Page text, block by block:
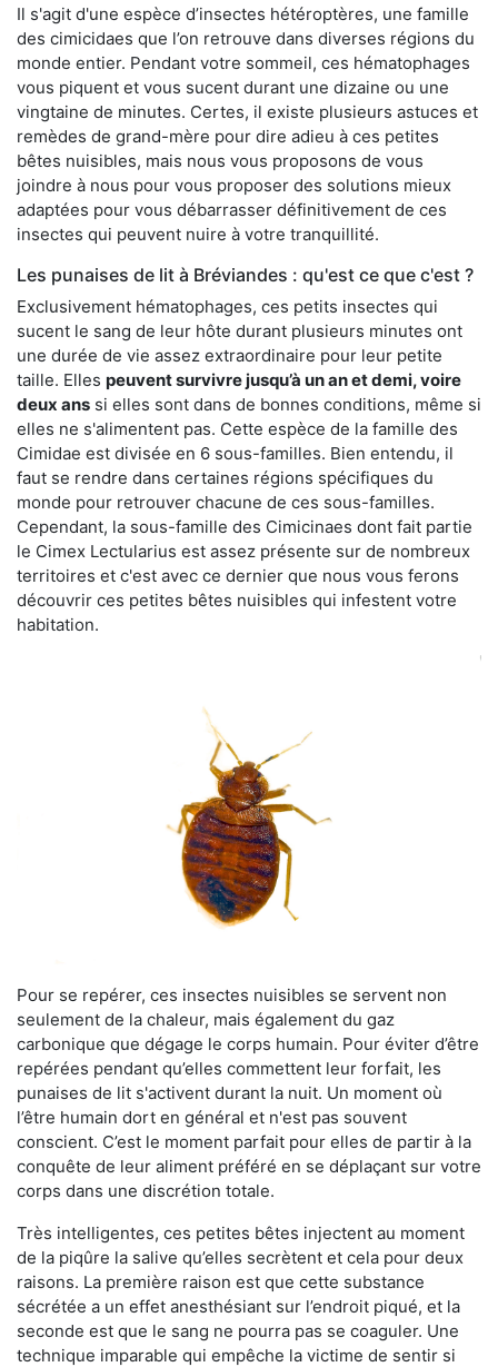
Il s'agit d'une espèce d’insectes hétéroptères, une famille
des cimicidaes que l’on retrouve dans diverses régions du
monde entier. Pendant votre sommeil, ces hématophages
vous piquent et vous sucent durant une dizaine ou une
vingtaine de minutes. Certes, il existe plusieurs astuces et
remèdes de grand-mère pour dire adieu à ces petites
bêtes nuisibles, mais nous vous proposons de vous
joindre à nous pour vous proposer des solutions mieux
adaptées pour vous débarrasser définitivement de ces
insectes qui peuvent nuire à votre tranquillité.
Les punaises de lit à Bréviandes : qu'est ce que c'est ?
Exclusivement hématophages, ces petits insectes qui
sucent le sang de leur hôte durant plusieurs minutes ont
une durée de vie assez extraordinaire pour leur petite
taille. Elles peuvent survivre jusqu’à un an et demi, voire
deux ans si elles sont dans de bonnes conditions, même si
elles ne s'alimentent pas. Cette espèce de la famille des
Cimidae est divisée en 6 sous-familles. Bien entendu, il
faut se rendre dans certaines régions spécifiques du
monde pour retrouver chacune de ces sous-familles.
Cependant, la sous-famille des Cimicinaes dont fait partie
le Cimex Lectularius est assez présente sur de nombreux
territoires et c'est avec ce dernier que nous vous ferons
découvrir ces petites bêtes nuisibles qui infestent votre
habitation.
Pour se repérer, ces insectes nuisibles se servent non
seulement de la chaleur, mais également du gaz
carbonique que dégage le corps humain. Pour éviter d’être
repérées pendant qu’elles commettent leur forfait, les
punaises de lit s'activent durant la nuit. Un moment où
l’être humain dort en général et n'est pas souvent
conscient. C’est le moment parfait pour elles de partir à la
conquête de leur aliment préféré en se déplaçant sur votre
corps dans une discrétion totale.
Très intelligentes, ces petites bêtes injectent au moment
de la piqûre la salive qu’elles secrètent et cela pour deux
raisons. La première raison est que cette substance
sécrétée a un effet anesthésiant sur l’endroit piqué, et la
seconde est que le sang ne pourra pas se coaguler. Une
technique imparable qui empêche la victime de sentir si